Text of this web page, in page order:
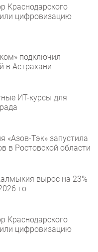
Краснодарского
цифровизацию
подключил
в Астрахани
ИТ-курсы для
«Азов-Тэк» запустила
в Ростовской области
вырос на 23%
го
Краснодарского
цифровизацию